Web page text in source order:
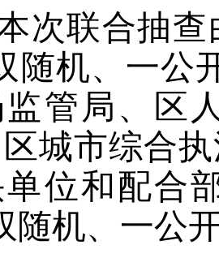
次联合抽
随机、一公
管局、区
城市综合
位和配合
随机、一公